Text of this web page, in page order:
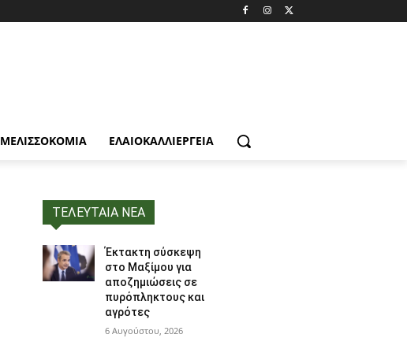
ΜΕΛΙΣΣΟΚΟΜΙΑ ΕΛΑΙΟΚΑΛΛΙΈΡΓΕΙΑ
ΤΕΛΕΥΤΑΙΑ ΝΕΑ
Έκτακτη σύσκεψη
στο Μαξίμου για
αποζημιώσεις σε
πυρόπληκτους και
αγρότες
6 Αυγούστου, 2026